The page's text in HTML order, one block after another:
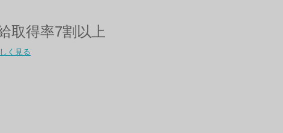
取得率7割以上​
く見る